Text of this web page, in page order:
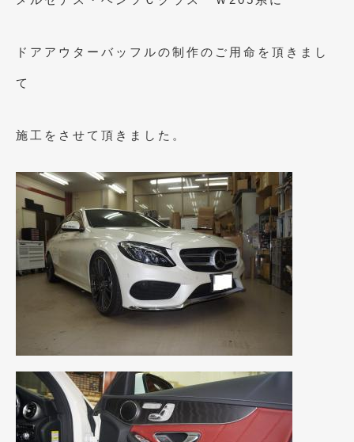
2011年5月(6)
2011年1月(13)
2010年12月(15)
2010年11月(25)
2010年10月 (9)
2010年9月 (3)
2010年8月 (11)
2010年6月(5)
2010年5月(12)
ドアアウターバッフルの制作のご用命を頂きまし
て
施工をさせて頂きました。